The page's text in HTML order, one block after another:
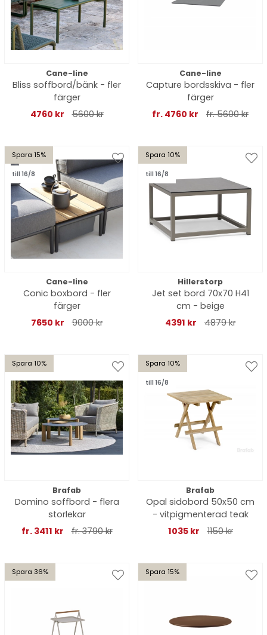
Cane-line
Bliss soffbord/bänk - fler
färger
4760 kr
5600 kr
Cane-line
Capture bordsskiva - fler
färger
fr. 4760 kr
fr. 5600 kr
Spara 15%
till 16/8
Cane-line
Conic boxbord - fler
färger
7650 kr
9000 kr
Spara 10%
till 16/8
Hillerstorp
Jet set bord 70x70 H41
cm - beige
4391 kr
4879 kr
Spara 10%
Brafab
Domino soffbord - flera
storlekar
fr. 3411 kr
fr. 3790 kr
Spara 10%
till 16/8
Brafab
Opal sidobord 50x50 cm
- vitpigmenterad teak
1035 kr
1150 kr
Spara 36% Spara 15%